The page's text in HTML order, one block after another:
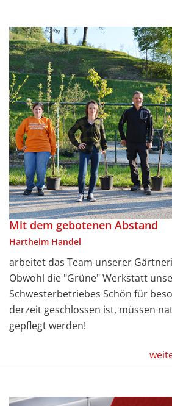
Mit dem gebotenen Abstand
Hartheim Handel
arbeitet das Team unserer
Obwohl die "Grüne" Werkstatt
Schwesterbetriebes Schön für
derzeit geschlossen ist, müssen
gepflegt werden!